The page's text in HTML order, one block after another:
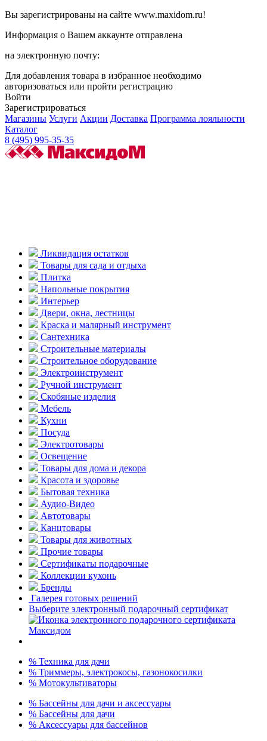
Вы зарегистрированы на сайте www.maxidom.ru!
Информация о Вашем аккаунте отправлена
на электронную почту:
Для добавления товара в избранное необходимо
авторизоваться или пройти регистрацию
Войти
Зарегистрироваться
Магазины Услуги Акции Доставка Программа лояльности
Каталог
8 (495) 995-35-35
Ликвидация остатков
Товары для сада и отдыха
Плитка
Напольные покрытия
Интерьер
Двери, окна, лестницы
Краска и малярный инструмент
Сантехника
Строительные материалы
Строительное оборудование
Электроинструмент
Ручной инструмент
Скобяные изделия
Мебель
Кухни
Посуда
Электротовары
Освещение
Товары для дома и декора
Красота и здоровье
Бытовая техника
Аудио-Видео
Автотовары
Канцтовары
Товары для животных
Прочие товары
Сертификаты подарочные
Коллекции кухонь
Бренды
Галерея готовых решений
Выберите электронный подарочный сертификат
% Техника для дачи
% Триммеры, электрокосы, газонокосилки
% Мотокультиваторы
% Бассейны для дачи и аксессуары
% Бассейны для дачи
% Аксессуары для бассейнов